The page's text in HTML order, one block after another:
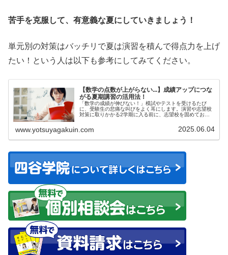
苦手を克服して、有意義な夏にしていきましょう！
単元別の対策はバッチリで夏は演習を積んで得点力を上げ
たい！という人は以下も参考にしてみてください。
【数学の点数が上がらない...】成績アップにつな
がる夏期講習の活用法！
「数学の成績が伸びない！」模試やテストを受けるたび
に、受験生の悲痛な叫びをよく耳にします。演習や志望校
対策に取りかかる2学期に入る前に、志望校を固めておき
www.yotsuyagakuin.com 2025.06.04